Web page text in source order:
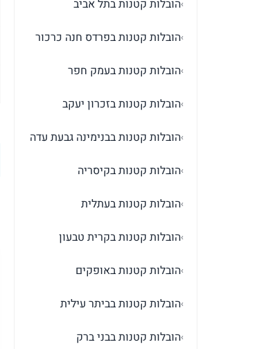
›הובלות קטנות בתל אביב
›הובלות קטנות בפרדס חנה כרכור
›הובלות קטנות בעמק חפר
›הובלות קטנות בזכרון יעקב
›הובלות קטנות בבנימינה גבעת עדה
›הובלות קטנות בקיסריה
›הובלות קטנות בעתלית
›הובלות קטנות בקרית טבעון
›הובלות קטנות באופקים
›הובלות קטנות בביתר עילית
›הובלות קטנות בבני ברק